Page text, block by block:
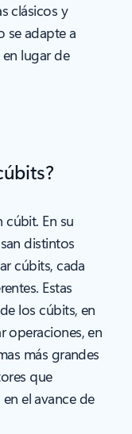
clásicos y
se adapte a
lugar de
cúbit. En su
distintos
cúbits, cada
Estas
los cúbits, en
operaciones, en
más grandes
que
el avance de